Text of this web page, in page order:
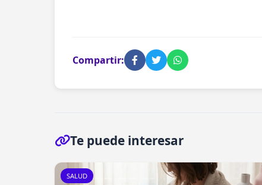
Compartir:
Te puede interesar
SALUD